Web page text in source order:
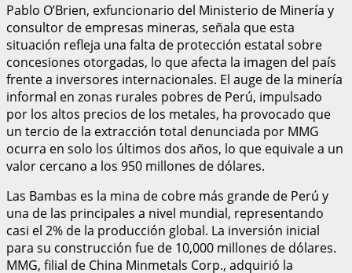
Pablo O’Brien, exfuncionario del Ministerio de Minería y
consultor de empresas mineras, señala que esta
situación refleja una falta de protección estatal sobre
concesiones otorgadas, lo que afecta la imagen del país
frente a inversores internacionales. El auge de la minería
informal en zonas rurales pobres de Perú, impulsado
por los altos precios de los metales, ha provocado que
un tercio de la extracción total denunciada por MMG
ocurra en solo los últimos dos años, lo que equivale a un
valor cercano a los 950 millones de dólares.
Las Bambas es la mina de cobre más grande de Perú y
una de las principales a nivel mundial, representando
casi el 2% de la producción global. La inversión inicial
para su construcción fue de 10,000 millones de dólares.
MMG, filial de China Minmetals Corp., adquirió la